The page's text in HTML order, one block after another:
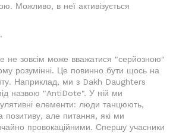
Можливо, в неї активізується
не зовсім може вважатися "серйозною"
розумінні. Це повинно бути щось на
Наприклад, ми з Dakh Daughters
назвою "AntiDote". У ній ми
елементи: люди танцюють,
але питання, які ми
провокаційними. Спершу учасники